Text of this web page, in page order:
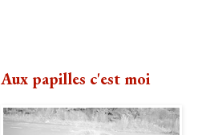
Aux papilles c'est moi